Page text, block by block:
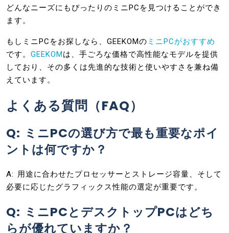
どんなニーズにもぴったりのミニPCを見つけることができ
ます。
もしミニPCをお探しなら、GEEKOMの ミニPCがおすすめ
です。 GEEKOMは、手ごろな価格で高性能なモデルを提供
しており、その多くは先進的な技術と使いやすさを兼ね備
えています。
よくある質問（FAQ）
Q: ミニPCの選び方で最も重要なポイ
ントは何ですか？
A: 用途に合わせたプロセッサーとストレージ容量、そして
必要に応じたグラフィックス性能の選定が重要です。
Q: ミニPCとデスクトップPCはどち
らが優れていますか？